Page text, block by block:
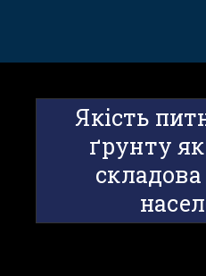
Якість
ґрунту
складова